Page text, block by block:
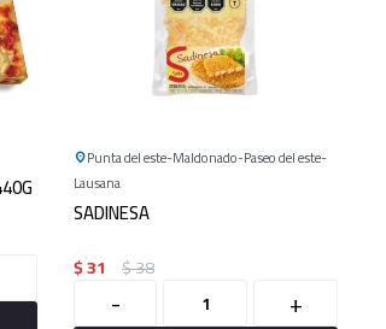
Punta del este Maldonado Paseo del este
Lausana
SADINESA
$31 $38
- +